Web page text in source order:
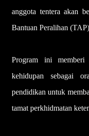
anggota tentera akan
Bantuan Peralihan
Program ini memberi
kehidupan sebagai
pendidikan untuk
tamat perkhidmatan